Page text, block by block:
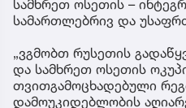
სამხრეთ ოსეთის –
სამართლებრივ და
„ვგმობთ რუსეთის
და სამხრეთ ოსეთის
თვითგამოცხადებული
დამოუკიდებლობის